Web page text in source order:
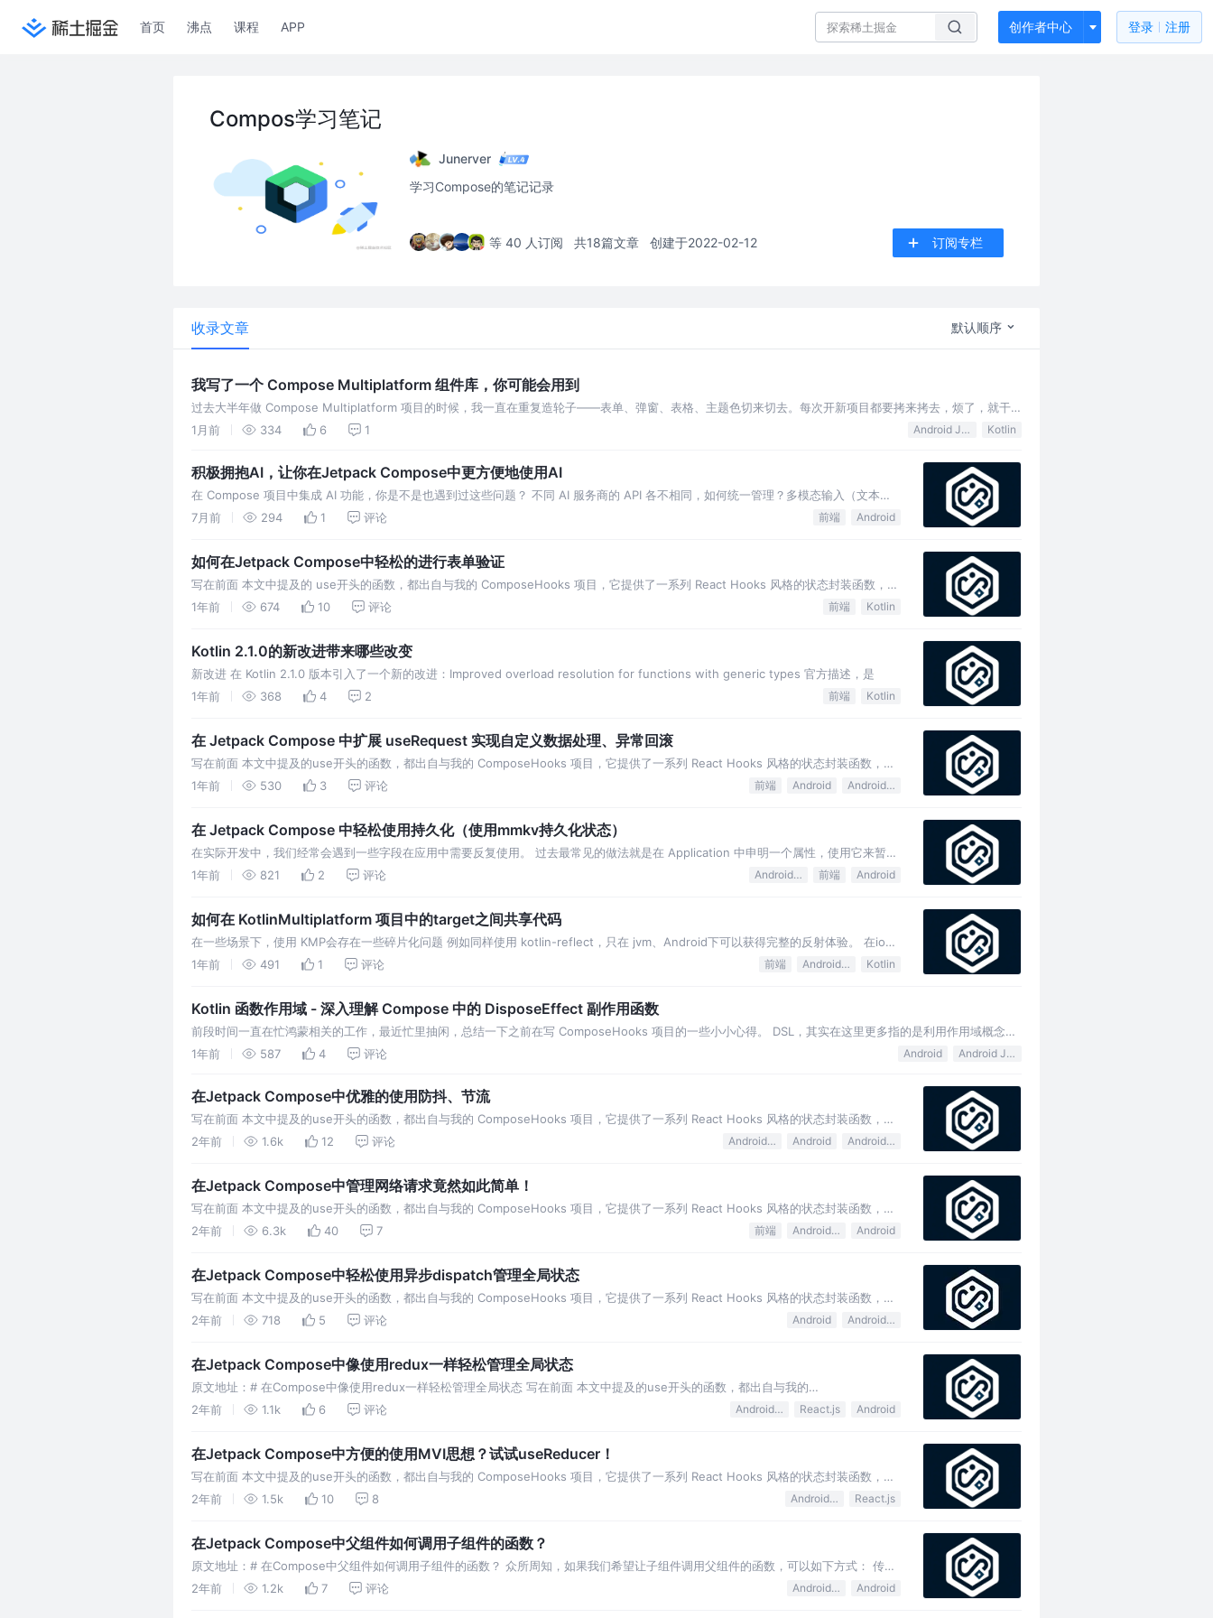
首页 沸点 课程 APP 创作者中心 登录 注册
Compos学习笔记
Junerver
学习Compose的笔记记录
等 40 人订阅 共18篇文章 创建于2022-02-12 订阅专栏
收录文章 默认顺序
我写了一个 Compose Multiplatform 组件库，你可能会用到
过去大半年做 Compose Multiplatform 项目的时候，我一直在重复造轮子——表单、弹窗、表格、主题色切来切去。每次开新项目都要拷来拷去，烦了，就干
脆抽了一个库出来。 这就是 Palet
1月前 334 6 1 Android Jetpack Kotlin
积极拥抱AI，让你在Jetpack Compose中更方便地使用AI
在 Compose 项目中集成 AI 功能，你是不是也遇到过这些问题？ 不同 AI 服务商的 API 各不相同，如何统一管理？多模态输入（文本、
图片）怎么优雅处理？AI 返回的 JSON 如何自动解析
7月前 294 1 评论 前端 Android
如何在Jetpack Compose中轻松的进行表单验证
写在前面 本文中提及的 use开头的函数，都出自与我的 ComposeHooks 项目，它提供了一系列 React Hooks 风格的状态封装函数，可
以帮你更好的使用 Compose，无需关心复杂的状
1年前 674 10 评论 前端 Kotlin
Kotlin 2.1.0的新改进带来哪些改变
新改进 在 Kotlin 2.1.0 版本引入了一个新的改进：Improved overload resolution for functions with generic types 官方描述，是
1年前
368 4 2 前端 Kotlin
在 Jetpack Compose 中扩展 useRequest 实现自定义数据处理、异常回滚
写在前面 本文中提及的use开头的函数，都出自与我的 ComposeHooks 项目，它提供了一系列 React Hooks 风格的状态封装函数，可
以帮你更好的使用 Compose，无需关心复杂的状态
1年前 530 3 评论 前端 Android Android Jetpack
在 Jetpack Compose 中轻松使用持久化（使用mmkv持久化状态）
在实际开发中，我们经常会遇到一些字段在应用中需要反复使用。 过去最常见的做法就是在 Application 中申明一个属性，使用它来暂存
这个字段，这是非常常见的内存持久化方案。 另一个场景就是使用 M
1年前 821 2 评论 Android Jetpack 前端 Android
如何在 KotlinMultiplatform 项目中的target之间共享代码
在一些场景下，使用 KMP会存在一些碎片化问题 例如同样使用 kotlin-reflect，只在 jvm、Android下可以获得完整的反射体验。 在ios
平台、common平台都无法使用如下代码：
1年前 491 1 评论 前端 Android Jetpack Kotlin
Kotlin 函数作用域 - 深入理解 Compose 中的 DisposeEffect 副作用函数
前段时间一直在忙鸿蒙相关的工作，最近忙里抽闲，总结一下之前在写 ComposeHooks 项目的一些小小心得。 DSL，其实在这里更多指的是利用作用域概念，
限定函数闭包内的函数调用行为（下面称之为作用
1年前 587 4 评论 Android Android Jetpack
在Jetpack Compose中优雅的使用防抖、节流
写在前面 本文中提及的use开头的函数，都出自与我的 ComposeHooks 项目，它提供了一系列 React Hooks 风格的状态封装函数，可
以帮你更好的使用 Compose，无需关系复杂的状态
2年前 1.6k 12 评论 Android Jetpack Android Android Studio
在Jetpack Compose中管理网络请求竟然如此简单！
写在前面 本文中提及的use开头的函数，都出自与我的 ComposeHooks 项目，它提供了一系列 React Hooks 风格的状态封装函数，可
以帮你更好的使用 Compose，无需关系复杂的状态
2年前 6.3k 40 7 前端 Android Jetpack Android
在Jetpack Compose中轻松使用异步dispatch管理全局状态
写在前面 本文中提及的use开头的函数，都出自与我的 ComposeHooks 项目，它提供了一系列 React Hooks 风格的状态封装函数，可
以帮你更好的使用 Compose，无需关系复杂的状态
2年前 718 5 评论 Android Android Jetpack
在Jetpack Compose中像使用redux一样轻松管理全局状态
原文地址：# 在Compose中像使用redux一样轻松管理全局状态 写在前面 本文中提及的use开头的函数，都出自与我的
ComposeHooks 项目，它提供了一系列 React Hooks 风格
2年前 1.1k 6 评论 Android Jetpack React.js Android
在Jetpack Compose中方便的使用MVI思想？试试useReducer！
写在前面 本文中提及的use开头的函数，都出自与我的 ComposeHooks 项目，它提供了一系列 React Hooks 风格的状态封装函数，可
以帮你更好的使用 Compose，无需关系复杂的状态
2年前 1.5k 10 8 Android Jetpack React.js
在Jetpack Compose中父组件如何调用子组件的函数？
原文地址：# 在Compose中父组件如何调用子组件的函数？ 众所周知，如果我们希望让子组件调用父组件的函数，可以如下方式： 传递
函数参数给子组件的方式， 最常用，但是嵌套层级多了之后很麻烦 通过 u
2年前 1.2k 7 评论 Android Jetpack Android